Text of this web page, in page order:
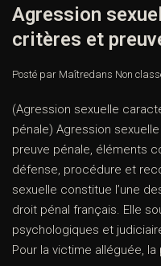
Agression
critères et
Posté par Maîtredans Non
(Agression sexuelle
pénale) Agression
preuve pénale, éléments
défense, procédure et
sexuelle constitue l’une
droit pénal français. Elle
psychologiques et
Pour la victime alléguée, la